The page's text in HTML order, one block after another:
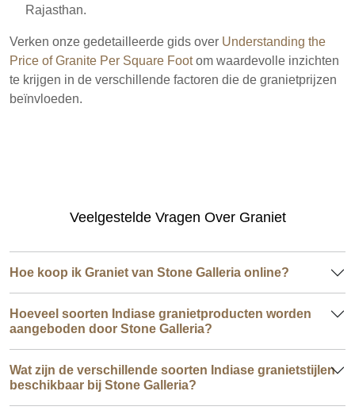
Rajasthan.
Verken onze gedetailleerde gids over Understanding the
Price of Granite Per Square Footom waardevolle inzichten
te krijgen in de verschillende factoren die de granietprijzen
beïnvloeden.
Veelgestelde Vragen Over Graniet
Hoe koop ik Graniet van Stone Galleria online?
Hoeveel soorten Indiase granietproducten worden
aangeboden door Stone Galleria?
Wat zijn de verschillende soorten Indiase granietstijlen
beschikbaar bij Stone Galleria?